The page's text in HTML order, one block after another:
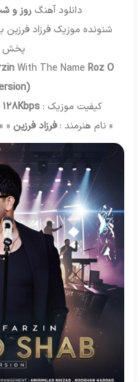
دانلود آهنگ روز و
شنونده موزیک فرزاد فرزین
پخش
With The Name Roz O
کیفیت موزیک :
» نام هنرمند :فرزاد فرزین «